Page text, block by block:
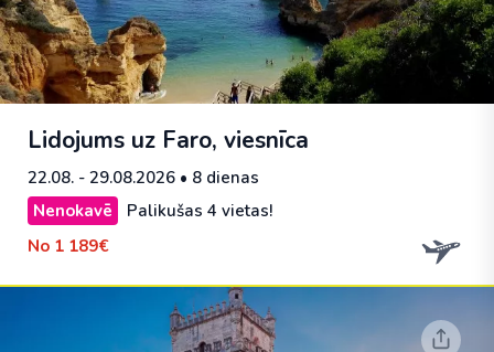
Lidojums uz Faro, viesnīca
22.08. - 29.08.2026 • 8 dienas
Nenokavē
Palikušas 4 vietas!
No 1 189€